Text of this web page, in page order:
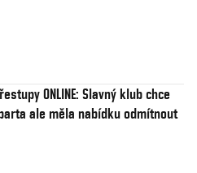
ONLINE: Slavný klub chce
ale měla nabídku odmítnout